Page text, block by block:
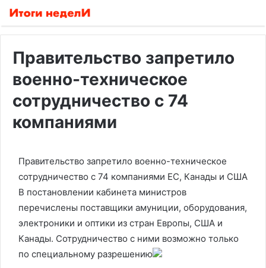
Правительство запретило
военно-техническое
сотрудничество с 74
компаниями
Правительство запретило военно-техническое
сотрудничество с 74 компаниями ЕС, Канады и США
В постановлении кабинета министров
перечислены поставщики амуниции, оборудования,
электроники и оптики из стран Европы, США и
Канады. Сотрудничество с ними возможно только
по специальному разрешению